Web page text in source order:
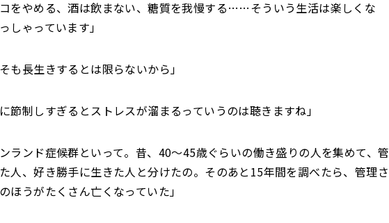
コをやめる、酒は飲まない、糖質を我慢する……そういう生活は楽しくな
しゃっています」
そも長生きするとは限らないから」
に節制しすぎるとストレスが溜まるっていうのは聴きますね」
ンランド症候群といって。昔、40～45歳ぐらいの働き盛りの人を集めて、管
人、好き勝手に生きた人と分けたの。そのあと15年間を調べたら、管理さ
ほうがたくさん亡くなっていた」